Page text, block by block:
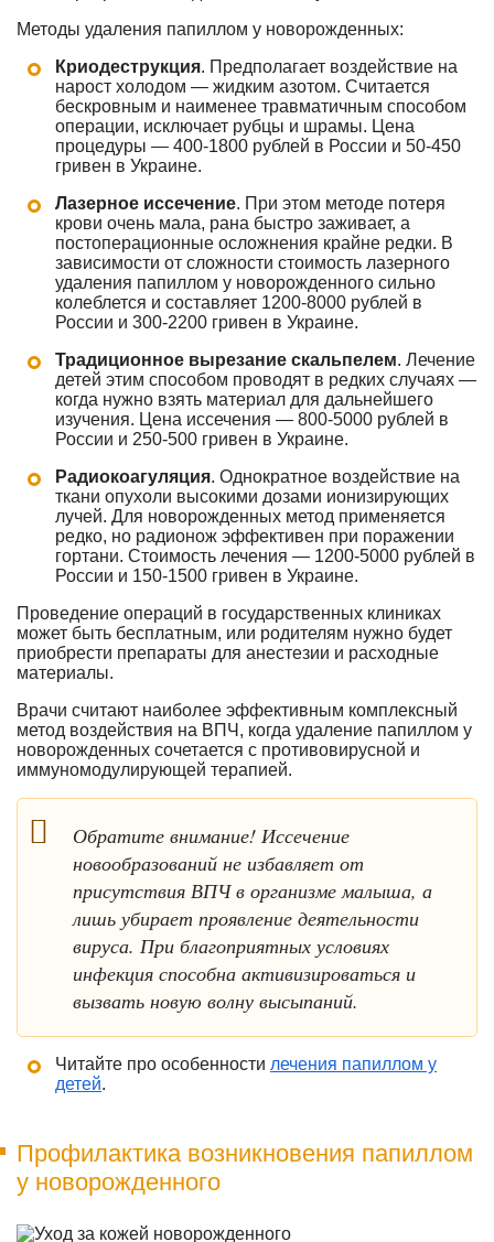
Методы удаления папиллом у новорожденных:
Криодеструкция. Предполагает воздействие на
нарост холодом — жидким азотом. Считается
бескровным и наименее травматичным способом
операции, исключает рубцы и шрамы. Цена
процедуры — 400-1800 рублей в России и 50-450
гривен в Украине.
Лазерное иссечение. При этом методе потеря
крови очень мала, рана быстро заживает, а
постоперационные осложнения крайне редки. В
зависимости от сложности стоимость лазерного
удаления папиллом у новорожденного сильно
колеблется и составляет 1200-8000 рублей в
России и 300-2200 гривен в Украине.
Традиционное вырезание скальпелем. Лечение
детей этим способом проводят в редких случаях —
когда нужно взять материал для дальнейшего
изучения. Цена иссечения — 800-5000 рублей в
России и 250-500 гривен в Украине.
Радиокоагуляция. Однократное воздействие на
ткани опухоли высокими дозами ионизирующих
лучей. Для новорожденных метод применяется
редко, но радионож эффективен при поражении
гортани. Стоимость лечения — 1200-5000 рублей в
России и 150-1500 гривен в Украине.
Проведение операций в государственных клиниках
может быть бесплатным, или родителям нужно будет
приобрести препараты для анестезии и расходные
материалы.
Врачи считают наиболее эффективным комплексный
метод воздействия на ВПЧ, когда удаление папиллом у
новорожденных сочетается с противовирусной и
иммуномодулирующей терапией.
Обратите внимание! Иссечение
новообразований не избавляет от
присутствия ВПЧ в организме малыша, а
лишь убирает проявление деятельности
вируса. При благоприятных условиях
инфекция способна активизироваться и
вызвать новую волну высыпаний.
Читайте про особенности лечения папиллом у
детей.
Профилактика возникновения папиллом
у новорожденного